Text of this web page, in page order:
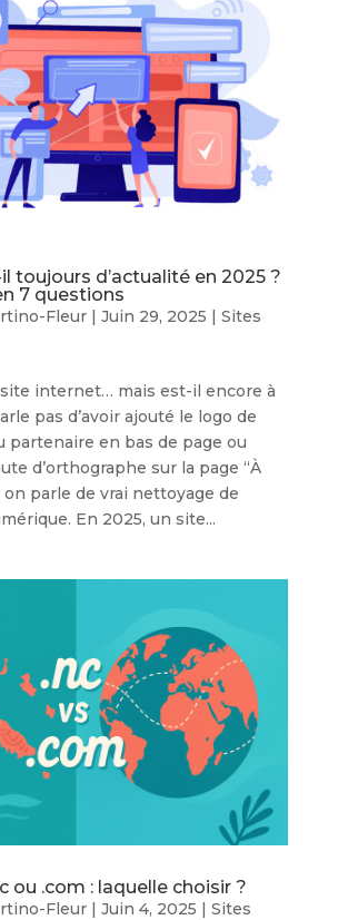
toujours d’actualité en 2025 ?
7 questions
Fleur| Juin 29, 2025 | Sites
site internet… mais est-il encore à
pas d’avoir ajouté le logo de
partenaire en bas de page ou
d’orthographe sur la page “À
on parle de vrai nettoyage de
En 2025, un site...
ou .com : laquelle choisir ?
Fleur| Juin 4, 2025 | Sites